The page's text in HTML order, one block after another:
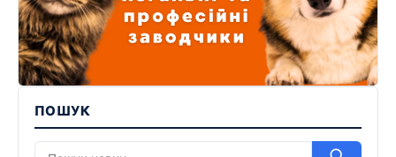
ПОШУК